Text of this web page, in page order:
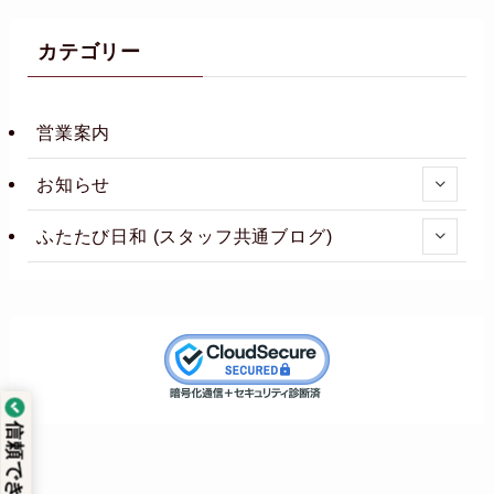
カテゴリー
営業案内
お知らせ
ふたたび日和 (スタッフ共通ブログ)